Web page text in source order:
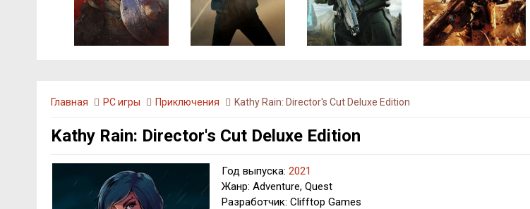
Главная PC игры Приключения Kathy Rain: Director's Cut Deluxe Edition
Kathy Rain: Director's Cut Deluxe Edition
Год выпуска: 2021
Жанр: Adventure, Quest
Разработчик: Clifftop Games